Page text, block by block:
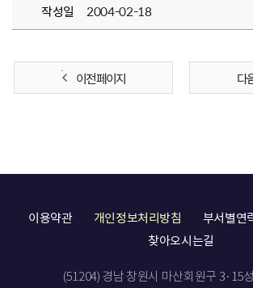
작성일
2004-02-18
이전 페이지 다
이용약관 개인정보처리방침 부서별연
찾아오시는길
(51204) 경남 창원시 마산회원구 3·15